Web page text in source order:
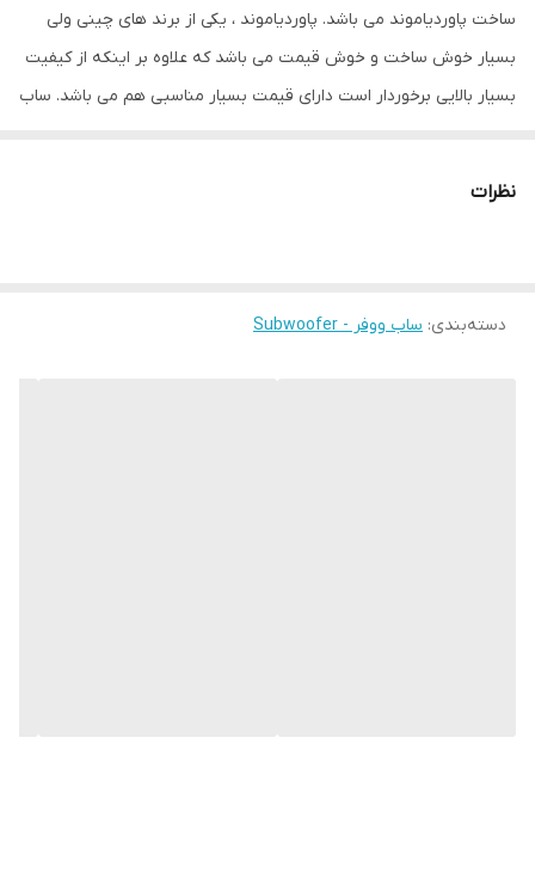
نوع بلندگو دایره ای
ساخت پاوردیاموند می باشد. پاوردیاموند ، یکی از برند های چینی ولی
بسیار خوش ساخت و خوش قیمت می باشد که علاوه بر اینکه از کیفیت
بسیار بالایی برخوردار است دارای قیمت بسیار مناسبی هم می باشد. ساب
اصطلاح دارد.
نظرات
دسته‌بندی: ساب ووفر - Subwoofer